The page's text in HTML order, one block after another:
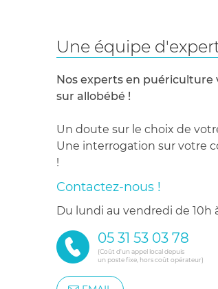
Une équipe
Nos experts en
sur allobébé !
Un doute sur le choix de
Une interrogation sur votre
!
Contactez-nous !
du lundi au vendredi de 10h
05 31 53 03 78
(Coût d'un appel local depuis
un poste fixe, hors coût opérateur)